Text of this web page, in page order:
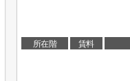
所在階 賃料